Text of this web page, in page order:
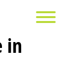
in